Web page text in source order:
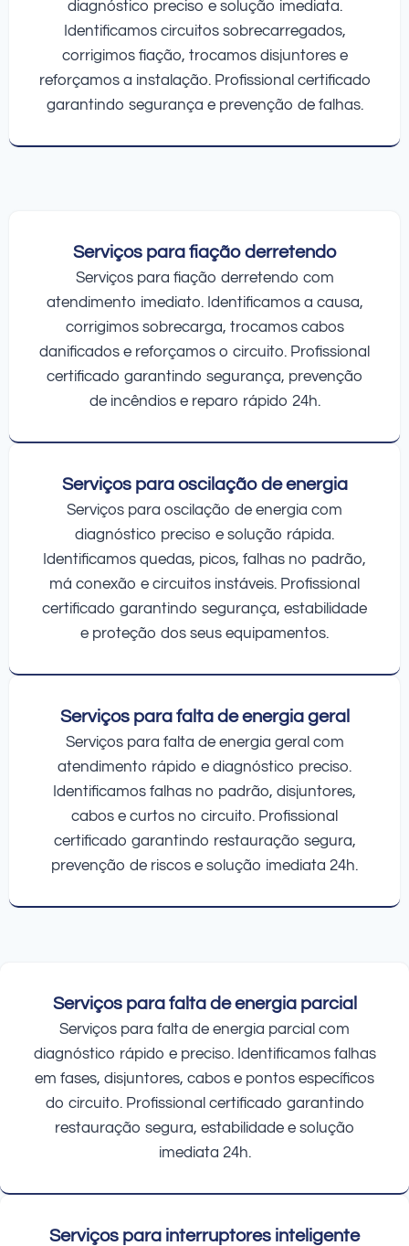
diagnóstico preciso e solução imediata.
Identificamos circuitos sobrecarregados,
corrigimos fiação, trocamos disjuntores e
reforçamos a instalação. Profissional certificado
garantindo segurança e prevenção de falhas.
Serviços para fiação derretendo
Serviços para fiação derretendo com
atendimento imediato. Identificamos a causa,
corrigimos sobrecarga, trocamos cabos
danificados e reforçamos o circuito. Profissional
certificado garantindo segurança, prevenção
de incêndios e reparo rápido 24h.
Serviços para oscilação de energia
Serviços para oscilação de energia com
diagnóstico preciso e solução rápida.
Identificamos quedas, picos, falhas no padrão,
má conexão e circuitos instáveis. Profissional
certificado garantindo segurança, estabilidade
e proteção dos seus equipamentos.
Serviços para falta de energia geral
Serviços para falta de energia geral com
atendimento rápido e diagnóstico preciso.
Identificamos falhas no padrão, disjuntores,
cabos e curtos no circuito. Profissional
certificado garantindo restauração segura,
prevenção de riscos e solução imediata 24h.
Serviços para falta de energia parcial
Serviços para falta de energia parcial com
diagnóstico rápido e preciso. Identificamos falhas
em fases, disjuntores, cabos e pontos específicos
do circuito. Profissional certificado garantindo
restauração segura, estabilidade e solução
imediata 24h.
Serviços para interruptores inteligente